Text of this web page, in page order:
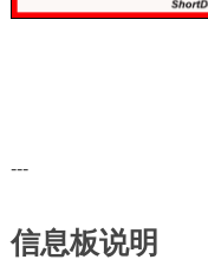
---
信息板说明